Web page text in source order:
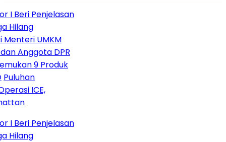
I Beri Penjelasan
Hilang
UMKM
Anggota DPR
9 Produk
Puluhan
ICE,
I Beri Penjelasan
Hilang